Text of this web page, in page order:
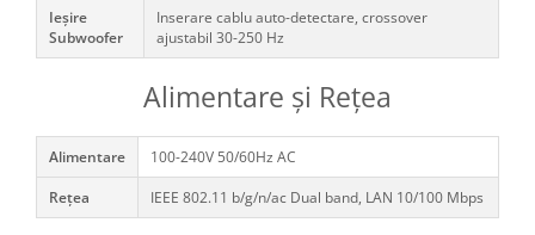
Ieşire
Subwoofer
Inserare cablu auto-detectare, crossover
ajustabil 30-250 Hz
Alimentare și Rețea
Alimentare 100-240V 50/60Hz AC
Rețea IEEE 802.11 b/g/n/ac Dual band, LAN 10/100 Mbps